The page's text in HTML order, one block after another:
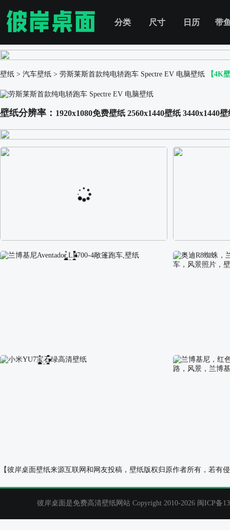
分类 尺寸 日历 带
壁纸 > 汽车壁纸 > 劳斯莱斯首款纯电轿跑车 Spectre EV 电脑壁纸 【4K
壁纸分辨率： 1920x1080免费壁纸 2560x1440壁纸 3440x1440壁
阿尔卑斯山区自然风景壁纸 校园长发可爱
兰博基尼Aventador,LP700-4敞篷跑车,壁纸 奥迪R8蜘蛛，
车，风景照片，
【彼岸桌面壁纸来源互联网和网友投稿，壁纸版权归原作者所有，若
彼岸桌面是免费高清壁纸网站 Copyright 2010-2026 闽ICP备